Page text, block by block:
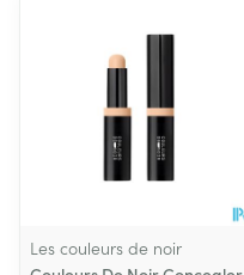
Les couleurs de noir